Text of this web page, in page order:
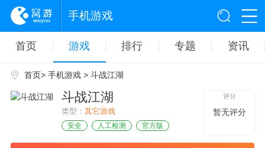
手机游戏
首页 游戏 排行 专题 资讯
首页> 手机游戏> 斗战江湖
斗战江湖
类型： 其它游戏
安全 人工检测 官方版
评分
暂无评分